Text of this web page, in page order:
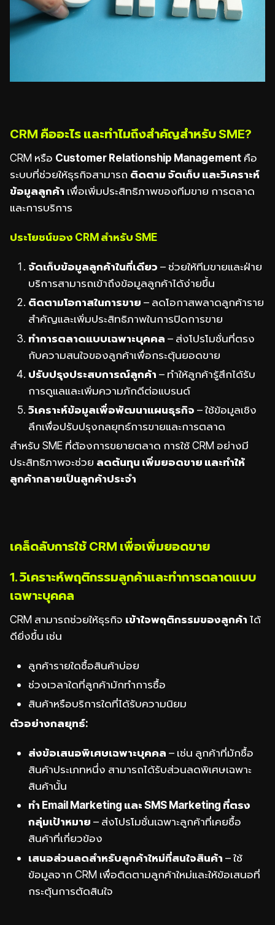
CRM คืออะไร และทำไมถึงสำคัญสำหรับ SME?
CRM หรือ Customer Relationship Management คือ
ระบบที่ช่วยให้ธุรกิจสามารถ ติดตาม จัดเก็บ และวิเคราะห์
ข้อมูลลูกค้า เพื่อเพิ่มประสิทธิภาพของทีมขาย การตลาด
และการบริการ
ประโยชน์ของ CRM สำหรับ SME
จัดเก็บข้อมูลลูกค้าในที่เดียว – ช่วยให้ทีมขายและฝ่าย
บริการสามารถเข้าถึงข้อมูลลูกค้าได้ง่ายขึ้น
ติดตามโอกาสในการขาย – ลดโอกาสพลาดลูกค้าราย
สำคัญและเพิ่มประสิทธิภาพในการปิดการขาย
ทำการตลาดแบบเฉพาะบุคคล – ส่งโปรโมชั่นที่ตรง
กับความสนใจของลูกค้าเพื่อกระตุ้นยอดขาย
ปรับปรุงประสบการณ์ลูกค้า – ทำให้ลูกค้ารู้สึกได้รับ
การดูแลและเพิ่มความภักดีต่อแบรนด์
วิเคราะห์ข้อมูลเพื่อพัฒนาแผนธุรกิจ – ใช้ข้อมูลเชิง
ลึกเพื่อปรับปรุงกลยุทธ์การขายและการตลาด
สำหรับ SME ที่ต้องการขยายตลาด การใช้ CRM อย่างมี
ประสิทธิภาพจะช่วย ลดต้นทุน เพิ่มยอดขาย และทำให้
ลูกค้ากลายเป็นลูกค้าประจำ
เคล็ดลับการใช้ CRM เพื่อเพิ่มยอดขาย
1. วิเคราะห์พฤติกรรมลูกค้าและทำการตลาดแบบ
เฉพาะบุคคล
CRM สามารถช่วยให้ธุรกิจ เข้าใจพฤติกรรมของลูกค้า ได้
ดียิ่งขึ้น เช่น
ลูกค้ารายใดซื้อสินค้าบ่อย
ช่วงเวลาใดที่ลูกค้ามักทำการซื้อ
สินค้าหรือบริการใดที่ได้รับความนิยม
ตัวอย่างกลยุทธ์:
ส่งข้อเสนอพิเศษเฉพาะบุคคล – เช่น ลูกค้าที่มักซื้อ
สินค้าประเภทหนึ่ง สามารถได้รับส่วนลดพิเศษเฉพาะ
สินค้านั้น
ทำ Email Marketing และ SMS Marketing ที่ตรง
กลุ่มเป้าหมาย – ส่งโปรโมชั่นเฉพาะลูกค้าที่เคยซื้อ
สินค้าที่เกี่ยวข้อง
เสนอส่วนลดสำหรับลูกค้าใหม่ที่สนใจสินค้า – ใช้
ข้อมูลจาก CRM เพื่อติดตามลูกค้าใหม่และให้ข้อเสนอที่
กระตุ้นการตัดสินใจ